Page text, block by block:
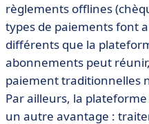
règlements offlines
types de paiements font
différents que la
abonnements peut
paiement traditionnelles
Par ailleurs, la
un autre avantage :